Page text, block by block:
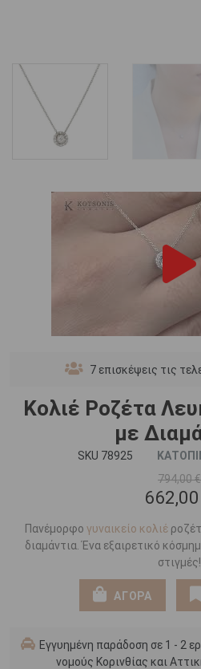
7 επισκέψεις τις
Κολιέ Ροζέτα
με
SKU 78925
794,00 €
Πανέμορφο γυναικείο κολιέ
διαμάντια. Ένα εξαιρετικό
στιγμές!
ΑΓΟΡΑ
Εγγυημένη παράδοση σε 1 - 2
νομούς Κορινθίας και